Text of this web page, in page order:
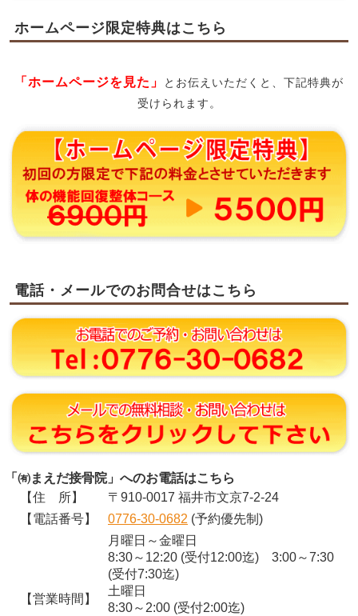
ホームページ限定特典はこちら
「ホームページを見た」
とお伝えいただくと、下記特典が
受けられます。
電話・メールでのお問合せはこちら
「㈲まえだ接骨院」へのお電話はこちら
【住 所】
〒910-0017 福井市文京7-2-24
【電話番号】
0776-30-0682 (予約優先制)
【営業時間】
月曜日～金曜日
8:30～12:20 (受付12:00迄) 3:00～7:30
(受付7:30迄)
土曜日
8:30～2:00 (受付2:00迄)